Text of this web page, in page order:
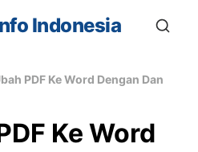
Indonesia
PDF Ke Word Dengan Dan
Ke Word